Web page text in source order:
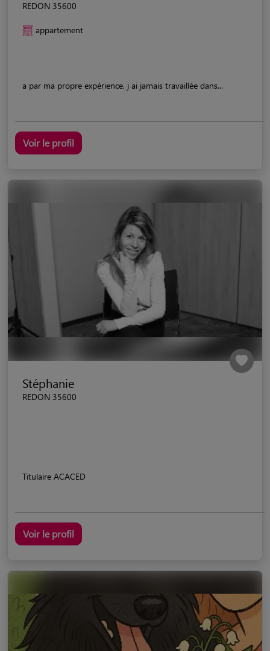
REDON 35600
appartement
a par ma propre expérience, j ai jamais travaillée dans...
Voir le profil
Stéphanie
REDON 35600
Titulaire ACACED
Voir le profil